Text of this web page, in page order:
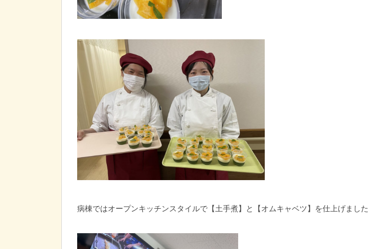
病棟ではオープンキッチンスタイルで【土手煮】と【オムキャベツ】を仕上げました